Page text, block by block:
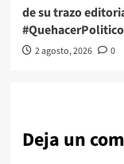
de su trazo
2 agosto, 2026 0
Deja un